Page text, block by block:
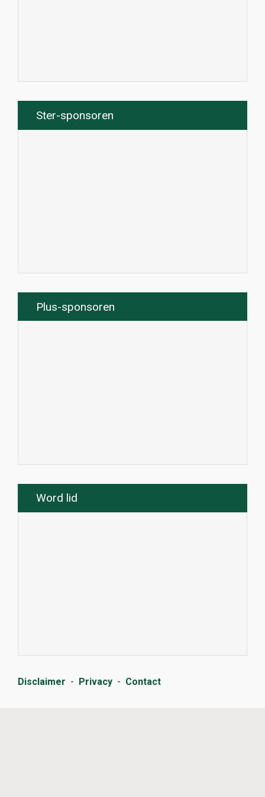
Ster-sponsoren
Plus-sponsoren
Word lid
Disclaimer - Privacy - Contact